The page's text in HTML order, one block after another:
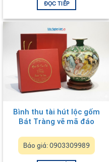
ĐỌC TIẾP
Bình thu tài hút lộc gốm
Bát Tràng vẽ mã đáo
VBT25 – Quà tết cao cấp
Báo giá: 0903309989